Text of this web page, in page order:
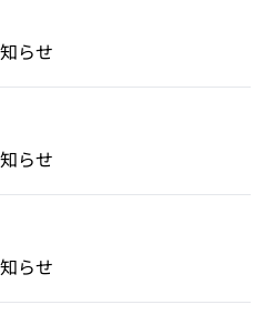
らせ
らせ
らせ